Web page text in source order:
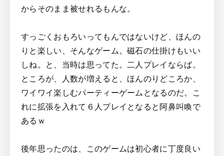
からそのまま被せれるもんな。
すっごくおもろいってもんではないけど、ほんの
りと楽しい、そんなゲーム。磁石の仕掛けもいい
しね。と、当時は思ってた。二人プレイならば。
ところが、人数が増えると、ほんのりどころか、
ワイワイ楽しむパーティーゲームとなるのだ。こ
れに拡張を入れて６人プレイとなると阿鼻叫喚で
あるｗ
後年思ったのは、このゲームは初心者に丁度良い